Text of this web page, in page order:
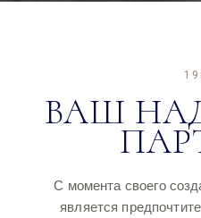
ВАШ
С момента своего
является